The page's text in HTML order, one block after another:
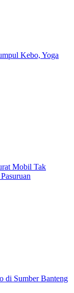
Kebo, Yoga
Mobil Tak
di Sumber Banteng